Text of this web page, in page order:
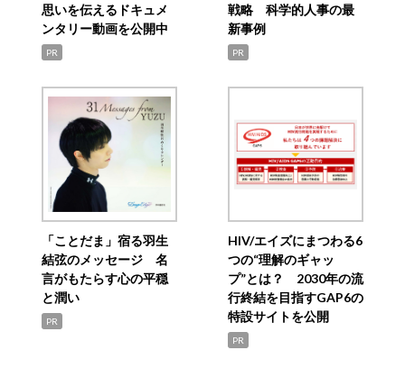
思いを伝えるドキュメ
ンタリー動画を公開中
PR
戦略 科学的人事の最
新事例
PR
「ことだま」宿る羽生
結弦のメッセージ 名
言がもたらす心の平穏
と潤い
PR
HIV/エイズにまつわる6
つの“理解のギャッ
プ”とは？ 2030年の流
行終結を目指すGAP6の
特設サイトを公開
PR